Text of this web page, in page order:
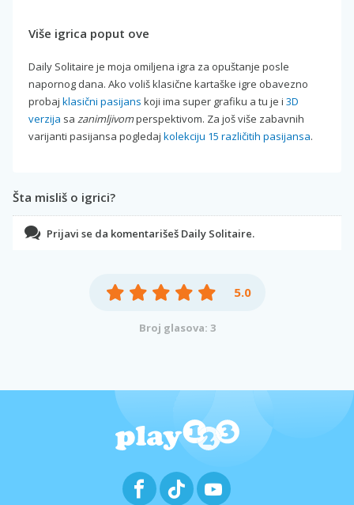
Više igrica poput ove
Daily Solitaire je moja omiljena igra za opuštanje posle
napornog dana. Ako voliš klasične kartaške igre obavezno
probaj klasični pasijans koji ima super grafiku a tu je i 3D
verzija sa zanimljivomperspektivom. Za još više zabavnih
varijanti pasijansa pogledaj kolekciju 15 različitih pasijansa.
Šta misliš o igrici?
Prijavi se da komentarišeš Daily Solitaire.
5.0
Broj glasova: 3